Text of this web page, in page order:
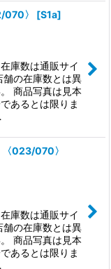
070〉 [S1a]
庫数は通販サイ
舗の在庫数とは異
商品写真は見本
あるとは限りま
023/070〉
庫数は通販サイ
舗の在庫数とは異
商品写真は見本
あるとは限りま